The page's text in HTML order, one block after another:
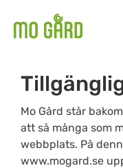
innehållet
Mo Gård står
att så många som
webbplats. På
www.mogard.se